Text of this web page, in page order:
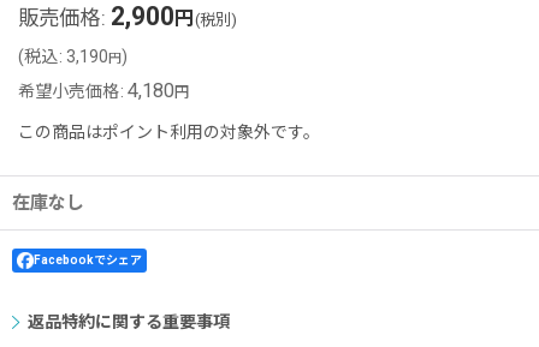
販売価格: 2,900 円 (税別)
(税込: 3,190円)
希望小売価格: 4,180 円
この商品はポイント利用の対象外です。
在庫なし
Facebookでシェア
返品特約に関する重要事項